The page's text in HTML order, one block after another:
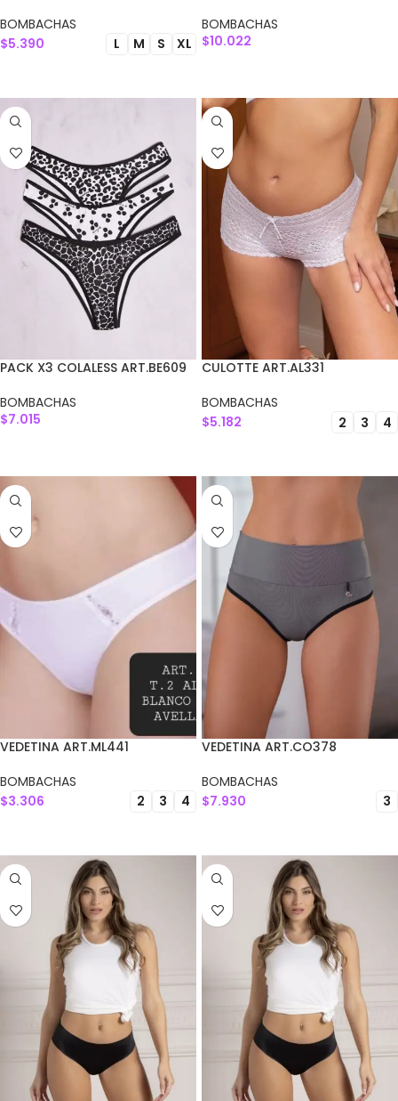
BOMBACHAS
$5.390 L M S XL
BOMBACHAS
$10.022
PACK X3 COLALESS ART.BE609
BOMBACHAS
$7.015
CULOTTE ART.AL331
BOMBACHAS
$5.182 2 3 4
VEDETINA ART.ML441
BOMBACHAS
$3.306 2 3 4
VEDETINA ART.CO378
BOMBACHAS
$7.930 3